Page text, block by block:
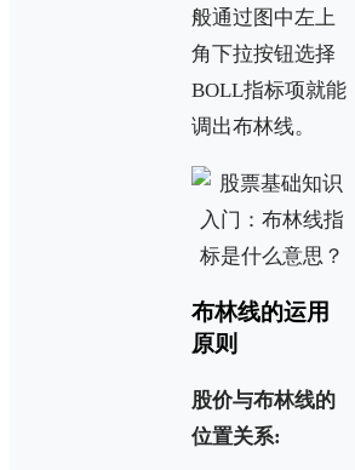
般通过图中左上
角下拉按钮选择
BOLL指标项就能
调出布林线。
布林线的运用
原则
股价与布林线的
位置关系: